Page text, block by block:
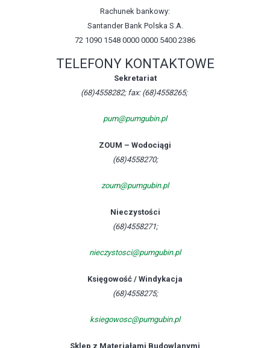
Rachunek bankowy:
Santander Bank Polska S.A.
72 1090 1548 0000 0000 5400 2386
TELEFONY KONTAKTOWE
Sekretariat
(68)4558282; fax: (68)4558265;
pum@pumgubin.pl
ZOUM – Wodociągi
(68)4558270;
zoum@pumgubin.pl
Nieczystości
(68)4558271;
nieczystosci@pumgubin.pl
Księgowość / Windykacja
(68)4558275;
ksiegowosc@pumgubin.pl
Sklep z Materiałami Budowlanymi